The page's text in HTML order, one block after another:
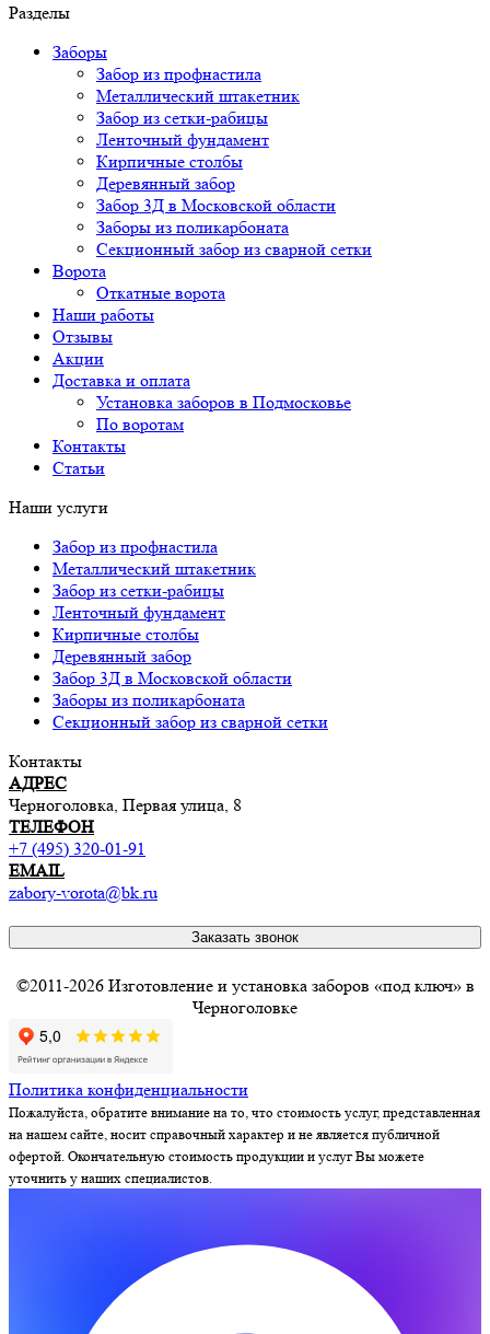
Разделы
Заборы
Забор из профнастила
Металлический штакетник
Забор из сетки-рабицы
Ленточный фундамент
Кирпичные столбы
Деревянный забор
Забор 3Д в Московской области
Заборы из поликарбоната
Секционный забор из сварной сетки
Ворота
Откатные ворота
Наши работы
Отзывы
Акции
Доставка и оплата
Установка заборов в Подмосковье
По воротам
Контакты
Статьи
Наши услуги
Забор из профнастила
Металлический штакетник
Забор из сетки-рабицы
Ленточный фундамент
Кирпичные столбы
Деревянный забор
Забор 3Д в Московской области
Заборы из поликарбоната
Секционный забор из сварной сетки
Контакты
АДРЕС
Черноголовка, Первая улица, 8
ТЕЛЕФОН
+7 (495) 320-01-91
EMAIL
zabory-vorota@bk.ru
Заказать звонок
©2011-2026 Изготовление и установка заборов «под ключ» в
Черноголовке
Политика конфиденциальности
Пожалуйста, обратите внимание на то, что стоимость услуг, представленная
на нашем сайте, носит справочный характер и не является публичной
офертой. Окончательную стоимость продукции и услуг Вы можете
уточнить у наших специалистов.